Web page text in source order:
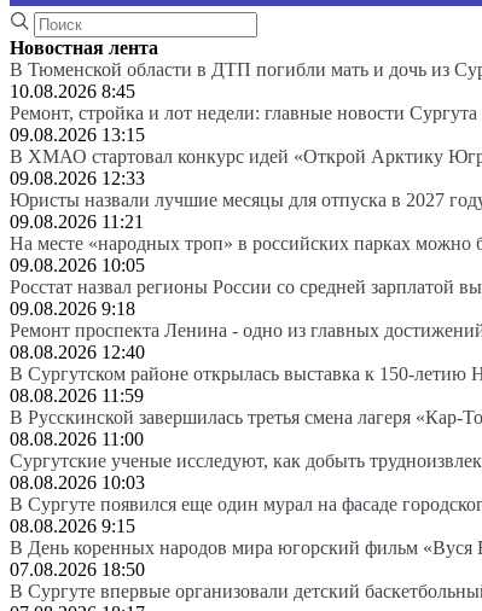
Новостная лента
В Тюменской области в ДТП погибли мать и дочь из
10.08.2026 8:45
Ремонт, стройка и лот недели: главные новости Сургута
09.08.2026 13:15
В ХМАО стартовал конкурс идей «Открой Арктику
09.08.2026 12:33
Юристы назвали лучшие месяцы для отпуска в 2027
09.08.2026 11:21
На месте «народных троп» в российских парках можно
09.08.2026 10:05
Росстат назвал регионы России со средней зарплатой
09.08.2026 9:18
Ремонт проспекта Ленина - одно из главных
08.08.2026 12:40
В Сургутском районе открылась выставка к 150-летию
08.08.2026 11:59
В Русскинской завершилась третья смена лагеря «Кар-
08.08.2026 11:00
Сургутские ученые исследуют, как добыть
08.08.2026 10:03
В Сургуте появился еще один мурал на фасаде
08.08.2026 9:15
В День коренных народов мира югорский фильм «Вуся
07.08.2026 18:50
В Сургуте впервые организовали детский